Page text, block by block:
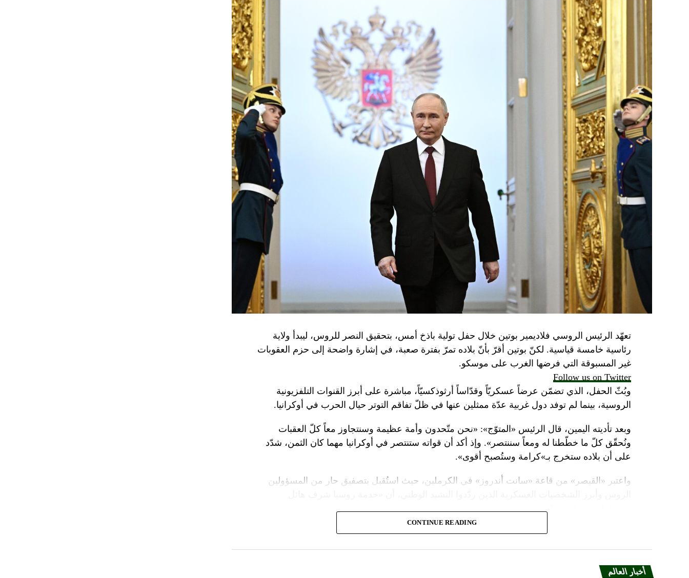
تعهّد الرئيس الروسي فلاديمير بوتين خلال حفل تولية باذخ أمس، بتحقيق النصر للروس، ليبدأ ولاية
رئاسية خامسة قياسية. لكنّ بوتين أقرّ بأنّ بلاده تمرّ بفترة صعبة، في إشارة واضحة إلى حزم العقوبات
غير المسبوقة التي فرضها الغرب على موسكو.
Follow us on Twitter
وبُثّ الحفل، الذي تضمّن عرضاً عسكريّاً وقدّاساً أرثوذكسيّاً، مباشرة على أبرز القنوات التلفزيونية
الروسية، بينما لم توفد دول غربية عدّة ممثلين عنها في ظلّ تفاقم التوتر حيال الحرب في أوكرانيا.
وبعد تأديته اليمين، قال الرئيس «المتوّج»: «نحن متّحدون وأمة عظيمة وسنتجاوز معاً كلّ العقبات
ونُحقّق كلّ ما خطّطنا له ومعاً سننتصر». وإذ أكد أن قواته ستنتصر في أوكرانيا مهما كان الثمن، شدّد
على أن بلاده ستخرج بـ»كرامة وستُصبح أقوى».
واعتبر «القيصر» من قاعة «سانت أندروز» في الكرملين، حيث استُقبل بتصفيق حار من المسؤولين
وبعدما وقف بمفرده تحت المطر بينما شاهد عرضاً عسكريّاً، باركه رئيس الكنيسة الأرثوذكسية الروسية
CONTINUE READING
أخبار العالم